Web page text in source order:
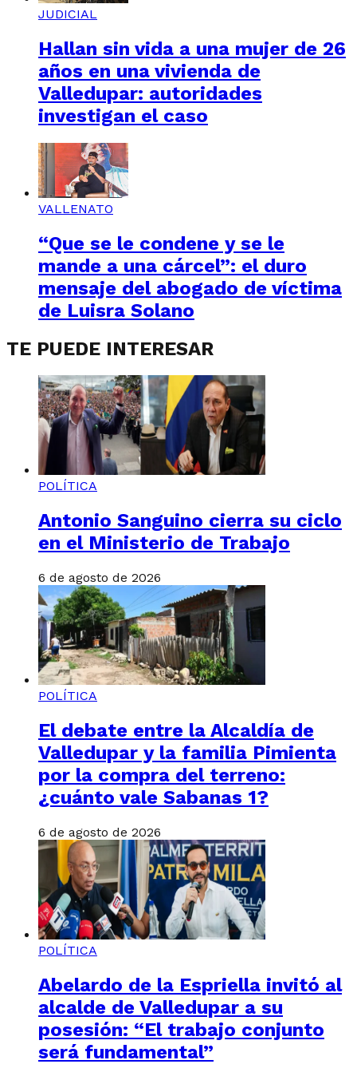
JUDICIAL
Hallan sin vida a una mujer de 26
años en una vivienda de
Valledupar: autoridades
investigan el caso
VALLENATO
“Que se le condene y se le
mande a una cárcel”: el duro
mensaje del abogado de víctima
de Luisra Solano
TE PUEDE INTERESAR
POLÍTICA
Antonio Sanguino cierra su ciclo
en el Ministerio de Trabajo
6 de agosto de 2026
POLÍTICA
El debate entre la Alcaldía de
Valledupar y la familia Pimienta
por la compra del terreno:
¿cuánto vale Sabanas 1?
6 de agosto de 2026
POLÍTICA
Abelardo de la Espriella invitó al
alcalde de Valledupar a su
posesión: “El trabajo conjunto
será fundamental”